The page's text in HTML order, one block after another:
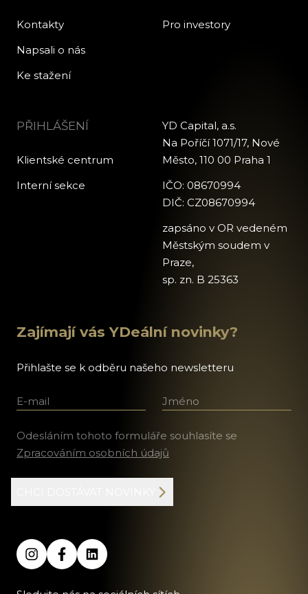
Kontakty
Napsali o nás
Ke stažení
Pro investory
PŘIHLÁŠENÍ
Klientské centrum
Interní sekce
YD Capital, a.s.
Na Poříčí 1071/17, Nové
Město, 110 00 Praha 1
IČO: 08670994
DIČ: CZ08670994
zapsáno v OR vedeném
Městským soudem v
Praze,
sp. zn. B 25363
Zajímají vás YDeální novinky?
Přihlašte se k odběru našeho newsletteru
E-mail Jméno a příjmení
Odesláním tohoto formuláře souhlasíte se
Zpracováním osobních údajů